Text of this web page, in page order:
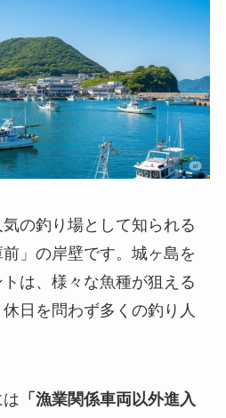
の釣り場として知られる
」の岸壁です。城ヶ島を
は、様々な魚種が狙える
日を問わず多くの釣り人
「漁業関係車両以外進入